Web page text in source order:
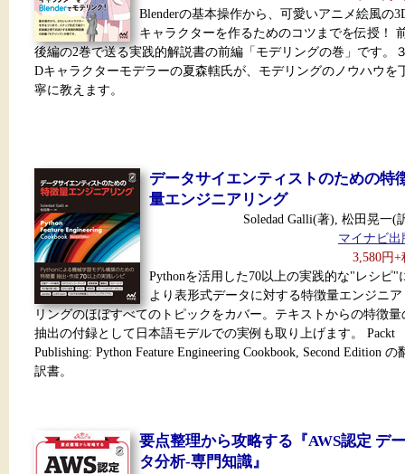
Blenderの基本操作から、可愛いアニメ絵風の
キャラクターを作るためのコツまでを伝授！
後編の2巻で送る実践的解説書の前編「モデリングの巻」です。
Dキャラクターモデラーの夏森轄氏が、モデリングのノウハウを
寧に教えます。
データサイエンティストのための特
量エンジニアリング
Soledad Galli(著), 松田晃一(
マイナビ出
3,580円+
Pythonを活用した70以上の実践的な"レシピ"
より表形式データに対する特徴量エンジニア
リングのほぼすべてのトピックをカバー。テキストからの特徴量
抽出の付録として日本語モデルでの実例も取り上げます。 Packt
Publishing: Python Feature Engineering Cookbook, Second Edition の
訳書。
要点整理から攻略する『AWS認定 デー
タ分析-専門知識』